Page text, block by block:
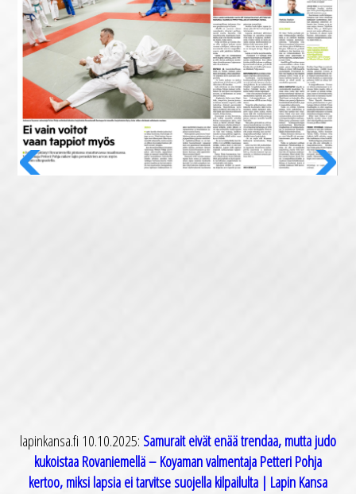
lapinkansa.fi 10.10.2025: Samurait eivät enää trendaa, mutta judo
kukoistaa Rovaniemellä – Koyaman valmentaja Petteri Pohja
kertoo, miksi lapsia ei tarvitse suojella kilpailulta | Lapin Kansa